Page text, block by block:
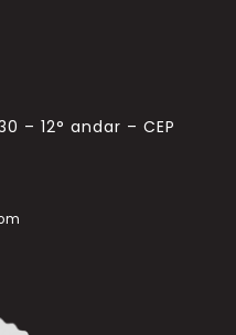
– 12° andar – CEP